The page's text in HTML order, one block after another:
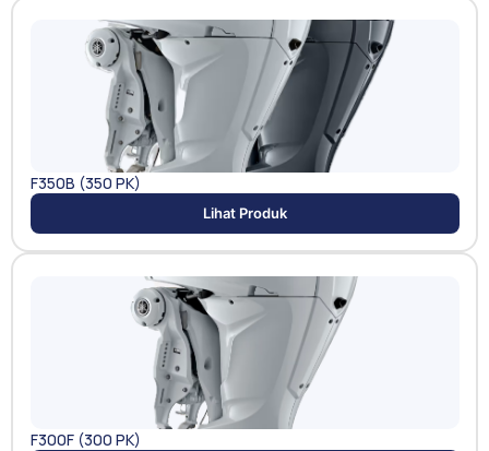
F350B (350 PK)
Lihat Produk
F300F (300 PK)